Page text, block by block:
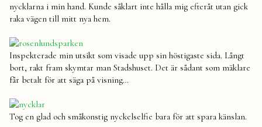
nycklarna i min hand. Kunde såklart inte hålla mig efteråt utan gick
raka vägen till mitt nya hem.
Inspekterade min utsikt som visade upp sin höstigaste sida. Långt
bort, rakt fram skymtar man Stadshuset. Det är sådant som mäklare
får betalt för att säga på visning…
Tog en glad och småkonstig nyckelselfie bara för att spara känslan.